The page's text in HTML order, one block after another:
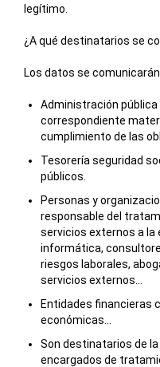
legítimo.
¿A qué destinatarios se
Los datos se
Administración
correspondiente
cumplimiento de las
Tesorería seguridad
públicos.
Personas y
responsable del
servicios externos a la
informática,
riesgos laborales,
servicios externos...
Entidades financieras
económicas...
Son destinatarios de
encargados de